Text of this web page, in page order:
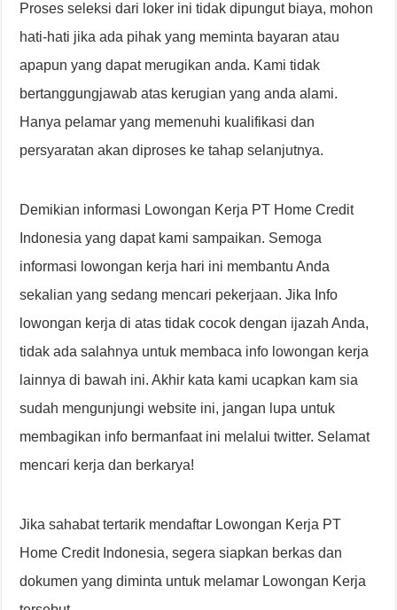
Proses seleksi dari loker ini tidak dipungut biaya, mohon
hati-hati jika ada pihak yang meminta bayaran atau
apapun yang dapat merugikan anda. Kami tidak
bertanggungjawab atas kerugian yang anda alami.
Hanya pelamar yang memenuhi kualifikasi dan
persyaratan akan diproses ke tahap selanjutnya.
Demikian informasi Lowongan Kerja PT Home Credit
Indonesia yang dapat kami sampaikan. Semoga
informasi lowongan kerja hari ini membantu Anda
sekalian yang sedang mencari pekerjaan. Jika Info
lowongan kerja di atas tidak cocok dengan ijazah Anda,
tidak ada salahnya untuk membaca info lowongan kerja
lainnya di bawah ini. Akhir kata kami ucapkan kam sia
sudah mengunjungi website ini, jangan lupa untuk
membagikan info bermanfaat ini melalui twitter. Selamat
mencari kerja dan berkarya!
Jika sahabat tertarik mendaftar Lowongan Kerja PT
Home Credit Indonesia, segera siapkan berkas dan
dokumen yang diminta untuk melamar Lowongan Kerja